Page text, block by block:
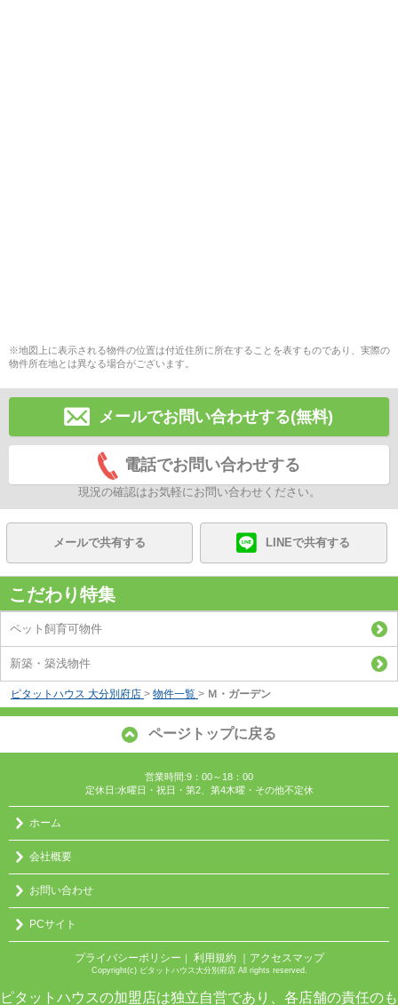
※地図上に表示される物件の位置は付近住所に所在することを表すものであり、実際の
物件所在地とは異なる場合がございます。
メールでお問い合わせする(無料)
電話でお問い合わせする
現況の確認はお気軽にお問い合わせください。
メールで共有する LINEで共有する
こだわり特集
ペット飼育可物件
新築・築浅物件
ピタットハウス 大分別府店 > 物件一覧 > Ｍ・ガーデン
ページトップに戻る
営業時間:9：00～18：00
定休日:水曜日・祝日・第2、第4木曜・その他不定休
ホーム
会社概要
お問い合わせ
PCサイト
プライバシーポリシー 利用規約 ｜アクセスマップ
Copyright(c) ピタットハウス大分別府店 All rights reserved.
ピタットハウスの加盟店は独立自営であり、各店舗の責任のも